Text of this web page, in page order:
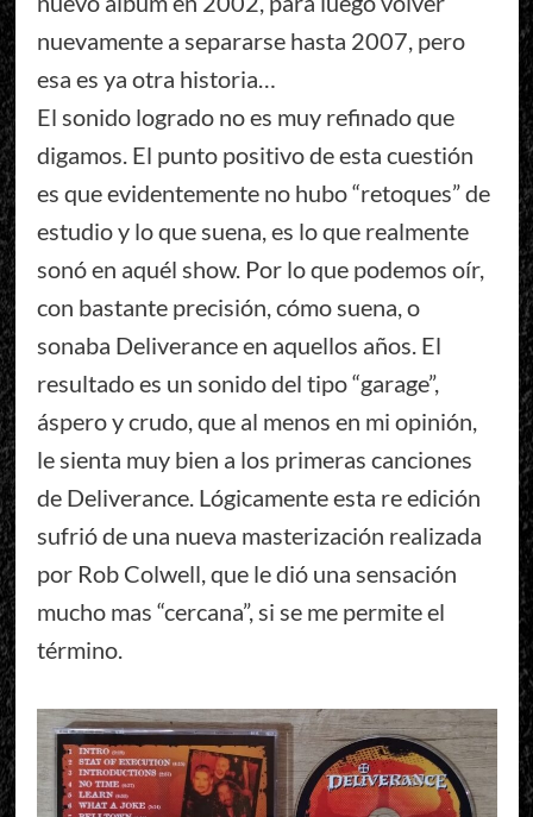
nuevamente a separarse hasta 2007, pero
esa es ya otra historia…
El sonido logrado no es muy refinado que
digamos. El punto positivo de esta cuestión
es que evidentemente no hubo “retoques” de
estudio y lo que suena, es lo que realmente
sonó en aquél show. Por lo que podemos oír,
con bastante precisión, cómo suena, o
sonaba Deliverance en aquellos años. El
resultado es un sonido del tipo “garage”,
áspero y crudo, que al menos en mi opinión,
le sienta muy bien a los primeras canciones
de Deliverance. Lógicamente esta re edición
sufrió de una nueva masterización realizada
por Rob Colwell, que le dió una sensación
mucho mas “cercana”, si se me permite el
término.